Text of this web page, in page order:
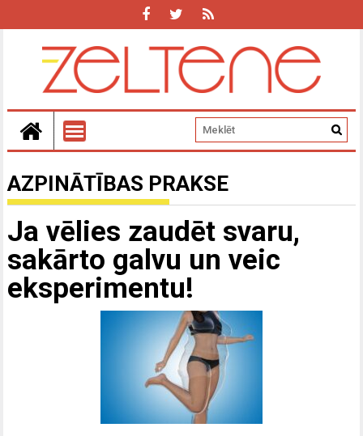
AZPINĀTĪBAS PRAKSE
Ja vēlies zaudēt svaru,
sakārto galvu un veic
eksperimentu!